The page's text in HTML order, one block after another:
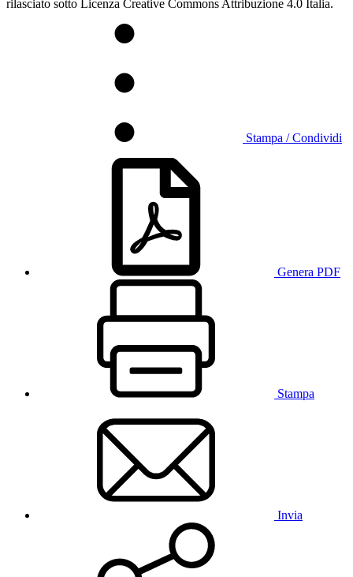
rilasciato sotto Licenza Creative Commons Attribuzione 4.0 Italia.
Stampa / Condividi
Genera PDF
Stampa
Invia